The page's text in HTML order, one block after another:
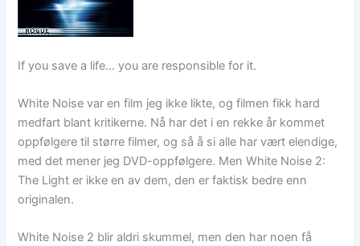
If you save a life… you are responsible for it.
White Noise var en film jeg ikke likte, og filmen fikk hard
medfart blant kritikerne. Nå har det i en rekke år kommet
oppfølgere til større filmer, og så å si alle har vært elendige,
med det mener jeg DVD-oppfølgere. Men White Noise 2:
The Light er ikke en av dem, den er faktisk bedre enn
originalen.
White Noise 2 blir aldri skummel, men den har noen få